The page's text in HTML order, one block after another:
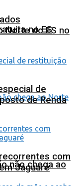
no ES
não chega ao
Norte do ES no
de
de Renda
com
Jaguaré